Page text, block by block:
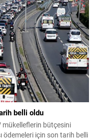
belli oldu
mükelleflerin bütçesini
ödemeleri için son tarih belli